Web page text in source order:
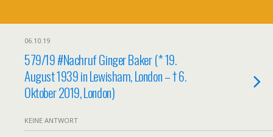
06.10.19
579/19 #Nachruf Ginger Baker (* 19.
August 1939 in Lewisham, London – † 6.
Oktober 2019, London)
KEINE ANTWORT